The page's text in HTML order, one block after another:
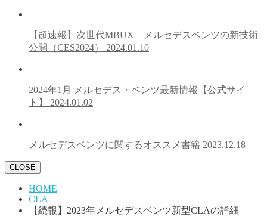
【超速報】次世代MBUX メルセデスベンツの新技術
公開（CES2024） 2024.01.10
2024年1月 メルセデス・ベンツ最新情報【公式サイ
ト】 2024.01.02
メルセデスベンツに関するオススメ書籍 2023.12.18
CLOSE
HOME
CLA
【続報】2023年メルセデスベンツ新型CLAの詳細